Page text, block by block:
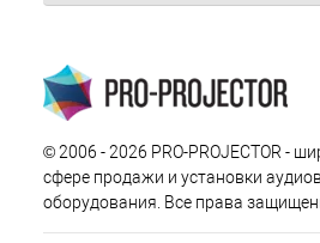
© 2006 - 2026 PRO-PROJECTOR -
сфере продажи и установки
оборудования. Все права